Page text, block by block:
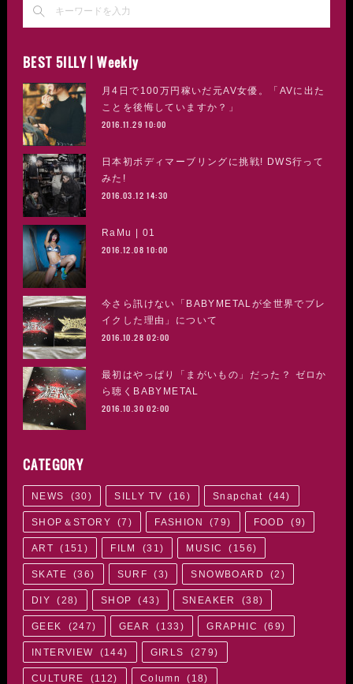
BEST 5ILLY | Weekly
月4日で100万円稼いだ元AV女優。「AVに出た
ことを後悔していますか？」
2016.11.29 10:00
日本初ボディマーブリングに挑戦! DWS行って
みた!
2016.03.12 14:30
RaMu | 01
2016.12.08 10:00
今さら訊けない「BABYMETALが全世界でブレ
イクした理由」について
2016.10.28 02:00
最初はやっぱり「まがいもの」だった？ ゼロか
ら聴くBABYMETAL
2016.10.30 02:00
CATEGORY
NEWS (30) SILLY TV ( 16 ) Snapchat (44)
SHOP＆STORY (7 ) FASHION (79) FOOD (9)
ART ( 151 ) FILM (31 ) MUSIC ( 156)
SKATE (36) SURF (3) SNOWBOARD (2 )
DIY (28) SHOP (43 ) SNEAKER (38)
GEEK (247) GEAR ( 133 ) GRAPHIC (69)
INTERVIEW (144) GIRLS (279)
CULTURE (112) Column ( 18)